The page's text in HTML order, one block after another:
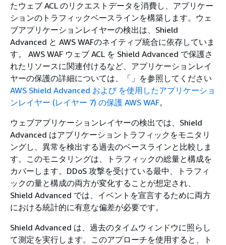
たウェブ ACL のリクエストデータを消費し、アプリケー
ションのトラフィックベースラインを構築します。ウェ
ブアプリケーションレイヤーの検出は、Shield
Advanced と AWS WAFのネイティブ統合に依存していま
す。 AWS WAF ウェブ ACL を Shield Advanced で保護さ
れたリソースに関連付けるなど、アプリケーションレイ
ヤーの保護の詳細については、「」を参照してください
AWS Shield Advanced および を使用したアプリケーショ
ンレイヤー (レイヤー 7) の保護 AWS WAF。
ウェブアプリケーションレイヤーの検出では、Shield
Advanced はアプリケーショントラフィックをモニタリ
ングし、異常を検出する過去のベースラインと比較しま
す。このモニタリングは、トラフィックの総量と構成を
カバーします。DDoS 攻撃を受けている最中、トラフィ
ックの量と構成の両方が変化することが想定され、
Shield Advanced では、イベントを宣言するために両方
における統計的に有意な偏差が必要です。
Shield Advanced は、過去のタイムウィンドウに照らし
て測定を実行します。このアプローチを使用すると、ト